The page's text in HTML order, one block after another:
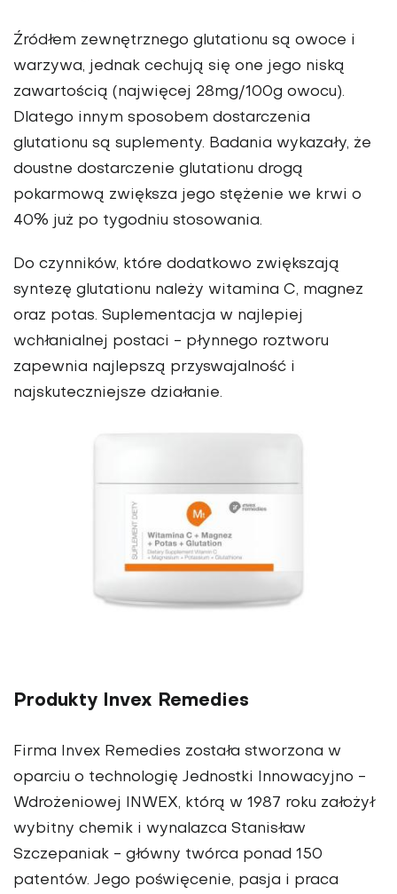
Źródłem zewnętrznego glutationu są owoce i
warzywa, jednak cechują się one jego niską
zawartością (najwięcej 28mg/100g owocu).
Dlatego innym sposobem dostarczenia
glutationu są suplementy. Badania wykazały, że
doustne dostarczenie glutationu drogą
pokarmową zwiększa jego stężenie we krwi o
40% już po tygodniu stosowania.
Do czynników, które dodatkowo zwiększają
syntezę glutationu należy witamina C, magnez
oraz potas. Suplementacja w najlepiej
wchłanialnej postaci - płynnego roztworu
zapewnia najlepszą przyswajalność i
najskuteczniejsze działanie.
Produkty Invex Remedies
Firma Invex Remedies została stworzona w
oparciu o technologię Jednostki Innowacyjno -
Wdrożeniowej INWEX, którą w 1987 roku założył
wybitny chemik i wynalazca Stanisław
Szczepaniak - główny twórca ponad 150
patentów. Jego poświęcenie, pasja i praca